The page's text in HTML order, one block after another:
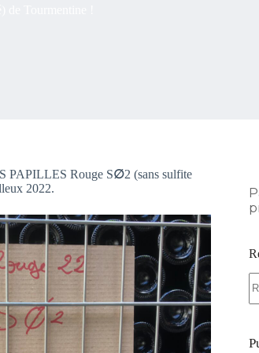
PAPILLES Rouge S∅2 (sans sulfite
2022.